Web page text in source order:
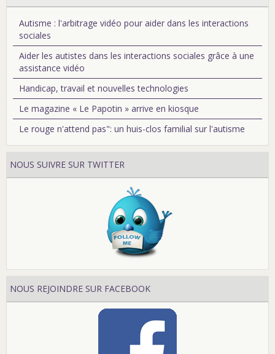
Autisme : l'arbitrage vidéo pour aider dans les interactions
sociales
Aider les autistes dans les interactions sociales grâce à une
assistance vidéo
Handicap, travail et nouvelles technologies
Le magazine « Le Papotin » arrive en kiosque
Le rouge n'attend pas": un huis-clos familial sur l'autisme
NOUS SUIVRE SUR TWITTER
NOUS REJOINDRE SUR FACEBOOK